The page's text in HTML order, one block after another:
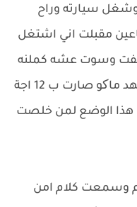
سيارته وراح
مقبلت اني اشتغل
وسوت عشه كملنه
عشه وكعدنه صارت ساعه 11 وفهد ماکو صارت ب 12 اجة
هذا الوضع لمن خلصت
وسمعت كلام امن